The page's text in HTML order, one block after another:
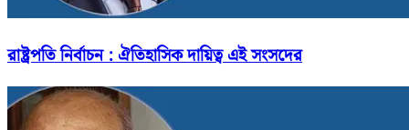
রাষ্ট্রপতি নির্বাচন : ঐতিহাসিক দায়িত্ব এই সংসদের